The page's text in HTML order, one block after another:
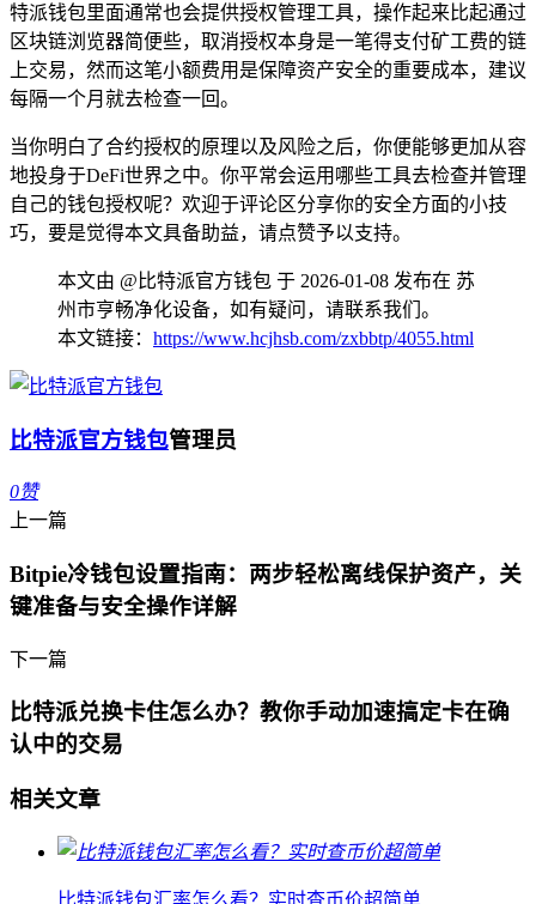
特派钱包里面通常也会提供授权管理工具，操作起来比起通过
区块链浏览器简便些，取消授权本身是一笔得支付矿工费的链
上交易，然而这笔小额费用是保障资产安全的重要成本，建议
每隔一个月就去检查一回。
当你明白了合约授权的原理以及风险之后，你便能够更加从容
地投身于DeFi世界之中。你平常会运用哪些工具去检查并管理
自己的钱包授权呢？欢迎于评论区分享你的安全方面的小技
巧，要是觉得本文具备助益，请点赞予以支持。
本文由 @比特派官方钱包 于 2026-01-08 发布在 苏
州市亨畅净化设备，如有疑问，请联系我们。
本文链接： https://www.hcjhsb.com/zxbbtp/4055.html
比特派官方钱包管理员
0赞
上一篇
Bitpie冷钱包设置指南：两步轻松离线保护资产，关
键准备与安全操作详解
下一篇
比特派兑换卡住怎么办？教你手动加速搞定卡在确
认中的交易
相关文章
比特派钱包汇率怎么看？实时查币价超简单